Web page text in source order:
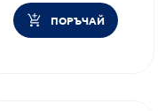
ПОРЪЧАЙ